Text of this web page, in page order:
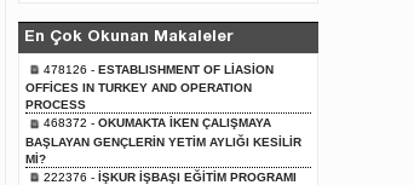
En Çok Okunan Makaleler
478126 - ESTABLISHMENT OF LİASİON
OFFİCES IN TURKEY AND OPERATION
PROCESS
468372 - OKUMAKTA İKEN ÇALIŞMAYA
BAŞLAYAN GENÇLERİN YETİM AYLIĞI KESİLİR
Mİ?
222376 - İŞKUR İŞBAŞI EĞİTİM PROGRAMI